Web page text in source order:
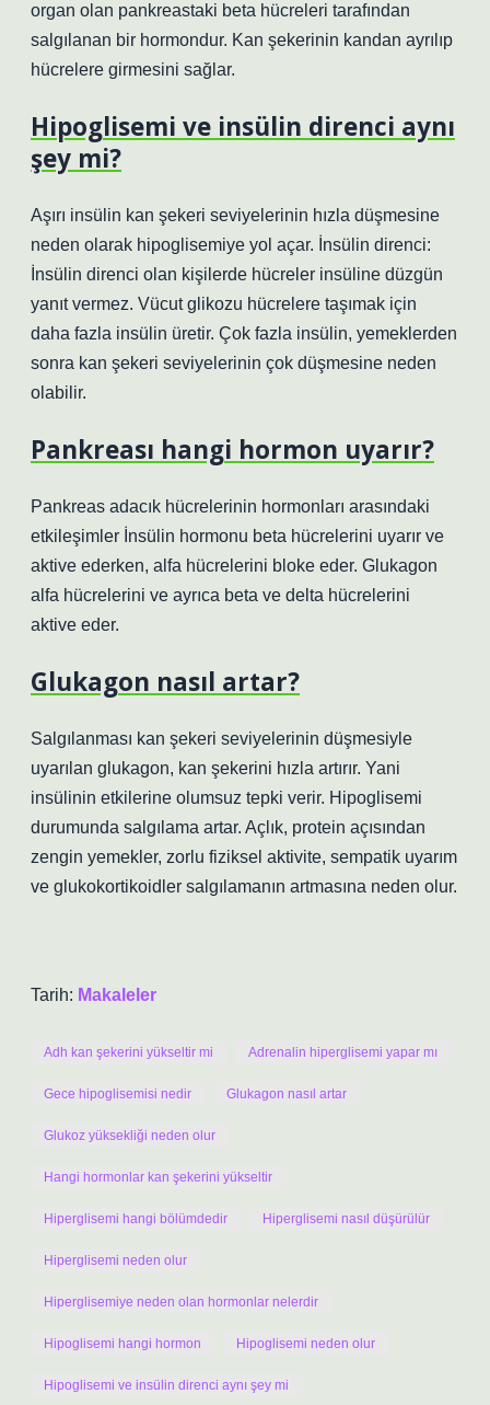
organ olan pankreastaki beta hücreleri tarafından
salgılanan bir hormondur. Kan şekerinin kandan ayrılıp
hücrelere girmesini sağlar.
Hipoglisemi ve insülin direnci aynı
şey mi?
Aşırı insülin kan şekeri seviyelerinin hızla düşmesine
neden olarak hipoglisemiye yol açar. İnsülin direnci:
İnsülin direnci olan kişilerde hücreler insüline düzgün
yanıt vermez. Vücut glikozu hücrelere taşımak için
daha fazla insülin üretir. Çok fazla insülin, yemeklerden
sonra kan şekeri seviyelerinin çok düşmesine neden
olabilir.
Pankreası hangi hormon uyarır?
Pankreas adacık hücrelerinin hormonları arasındaki
etkileşimler İnsülin hormonu beta hücrelerini uyarır ve
aktive ederken, alfa hücrelerini bloke eder. Glukagon
alfa hücrelerini ve ayrıca beta ve delta hücrelerini
aktive eder.
Glukagon nasıl artar?
Salgılanması kan şekeri seviyelerinin düşmesiyle
uyarılan glukagon, kan şekerini hızla artırır. Yani
insülinin etkilerine olumsuz tepki verir. Hipoglisemi
durumunda salgılama artar. Açlık, protein açısından
zengin yemekler, zorlu fiziksel aktivite, sempatik uyarım
ve glukokortikoidler salgılamanın artmasına neden olur.
Tarih: Makaleler
Adh kan şekerini yükseltir mi Adrenalin hiperglisemi yapar mı
Gece hipoglisemisi nedir Glukagon nasıl artar
Glukoz yüksekliği neden olur
Hangi hormonlar kan şekerini yükseltir
Hiperglisemi hangi bölümdedir Hiperglisemi nasıl düşürülür
Hiperglisemi neden olur
Hiperglisemiye neden olan hormonlar nelerdir
Hipoglisemi hangi hormon Hipoglisemi neden olur
Hipoglisemi ve insülin direnci aynı şey mi